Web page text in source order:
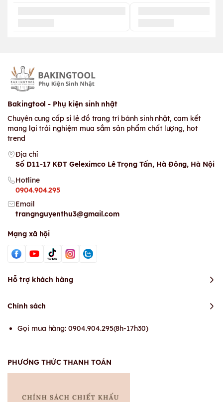
Bakingtool - Phụ kiện sinh nhật
Chuyên cung cấp sỉ lẻ đồ trang trí bánh sinh nhật, cam kết
mang lại trải nghiệm mua sắm sản phẩm chất lượng, hot
trend
Địa chỉ
Số D11-17 KĐT Geleximco Lê Trọng Tấn, Hà Đông, Hà Nội
Hotline
0904.904.295
Email
trangnguyenthu3@gmail.com
Mạng xã hội
Hỗ trợ khách hàng
Chính sách
Gọi mua hàng: 0904.904.295(8h-17h30)
PHƯƠNG THỨC THANH TOÁN